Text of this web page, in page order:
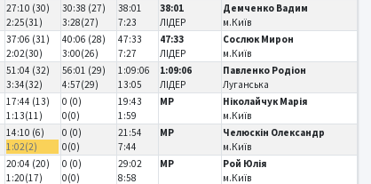
27:10 (30)
2:25(31)
30:38 (27)
3:28(27)
38:01
7:23
38:01
ЛІДЕР
Демченко Вадим
м.Київ
37:06 (31)
2:02(30)
40:06 (28)
3:00(26)
47:33
7:27
47:33
ЛІДЕР
Сослюк Мирон
м.Київ
51:04 (32)
3:34(32)
56:01 (29)
4:57(29)
1:09:06
13:05
1:09:06
ЛІДЕР
Павленко Родіон
Луганська
17:44 (13)
1:13(11)
0 (0)
0(0)
19:43
1:59
MP
Ніколайчук Марія
м.Київ
14:10 (6)
1:02(2)
0 (0)
0(0)
21:54
7:44
MP
Челюскін Олександр
м.Київ
20:04 (20)
1:20(17)
0 (0)
0(0)
29:02
8:58
MP
Рой Юлія
м.Київ